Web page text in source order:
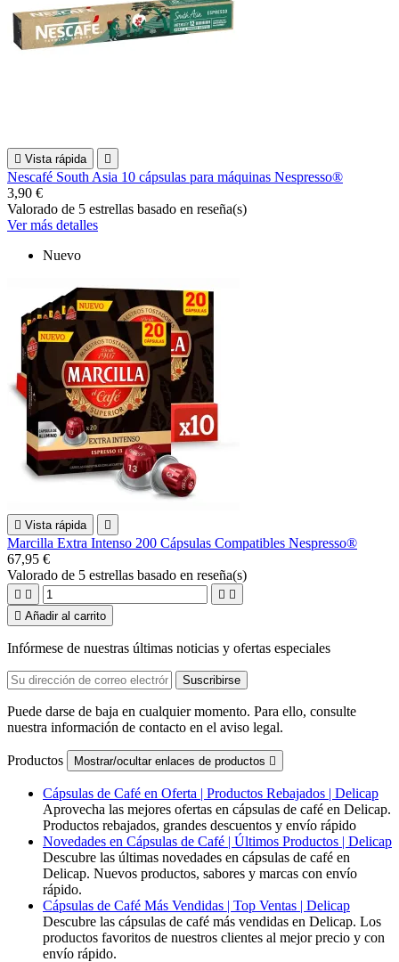
 Vista rápida 
Nescafé South Asia 10 cápsulas para máquinas Nespresso®
3,90 €
Valorado de 5 estrellas basado en reseña(s)
Ver más detalles
Nuevo
 Vista rápida 
Marcilla Extra Intenso 200 Cápsulas Compatibles Nespresso®
67,95 €
Valorado de 5 estrellas basado en reseña(s)
   
 Añadir al carrito
Infórmese de nuestras últimas noticias y ofertas especiales
Puede darse de baja en cualquier momento. Para ello, consulte
nuestra información de contacto en el aviso legal.
Productos Mostrar/ocultar enlaces de productos 
Cápsulas de Café en Oferta | Productos Rebajados | Delicap
Aprovecha las mejores ofertas en cápsulas de café en Delicap.
Productos rebajados, grandes descuentos y envío rápido
Novedades en Cápsulas de Café | Últimos Productos | Delicap
Descubre las últimas novedades en cápsulas de café en
Delicap. Nuevos productos, sabores y marcas con envío
rápido.
Cápsulas de Café Más Vendidas | Top Ventas | Delicap
Descubre las cápsulas de café más vendidas en Delicap. Los
productos favoritos de nuestros clientes al mejor precio y con
envío rápido.